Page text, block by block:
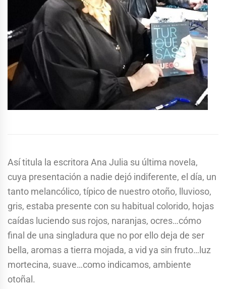
Así titula la escritora Ana Julia su última novela,
cuya presentación a nadie dejó indiferente, el día, un
tanto melancólico, típico de nuestro otoño, lluvioso,
gris, estaba presente con su habitual colorido, hojas
caídas luciendo sus rojos, naranjas, ocres…cómo
final de una singladura que no por ello deja de ser
bella, aromas a tierra mojada, a vid ya sin fruto…luz
mortecina, suave…como indicamos, ambiente
otoñal.